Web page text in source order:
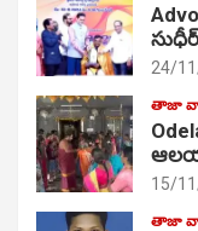
24/
తాజా
15/
తాజా